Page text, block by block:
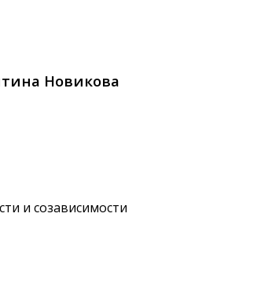
Новикова
и созависимости